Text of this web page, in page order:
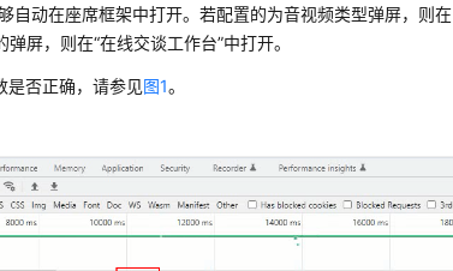
自动在座席框架中打开。若配置的为音视频类型弹屏，则在
屏，则在“在线交谈工作台”中打开。
是否正确，请参见图1。